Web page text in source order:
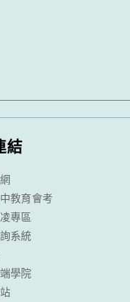
結
教育會考
專區
系統
學院